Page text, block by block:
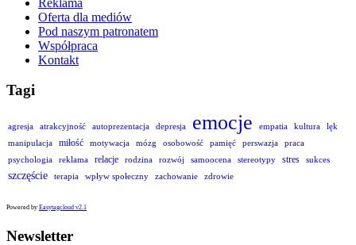
Oferta dla mediów
Pod naszym patronatem
Współpraca
Kontakt
Tagi
agresja atrakcyjność autoprezentacja depresja emocje empatia kultura
lęk
manipulacja
miłość motywacja mózg osobowość pamięć perswazja
praca
psychologia
reklama relacje rodzina rozwój samoocena stereotypy stres sukces
szczęście terapia wpływ społeczny zachowanie zdrowie
Powered by Easytagcloud v2.1
Newsletter